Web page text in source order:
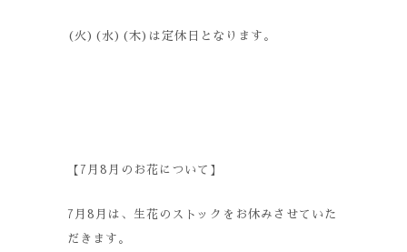
(火)(水)(木) は定休日となります。
【 7 月 8 月のお花について】
7 月 8 月は、生花のストックをお休みさせていた
だきます。